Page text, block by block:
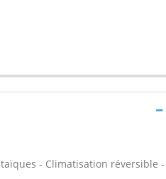
- Climatisation réversible -